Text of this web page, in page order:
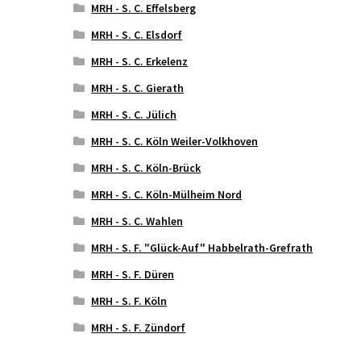
MRH - S. C. Effelsberg
MRH - S. C. Elsdorf
MRH - S. C. Erkelenz
MRH - S. C. Gierath
MRH - S. C. Jülich
MRH - S. C. Köln Weiler-Volkhoven
MRH - S. C. Köln-Brück
MRH - S. C. Köln-Mülheim Nord
MRH - S. C. Wahlen
MRH - S. F. "Glück-Auf" Habbelrath-Grefrath
MRH - S. F. Düren
MRH - S. F. Köln
MRH - S. F. Zündorf